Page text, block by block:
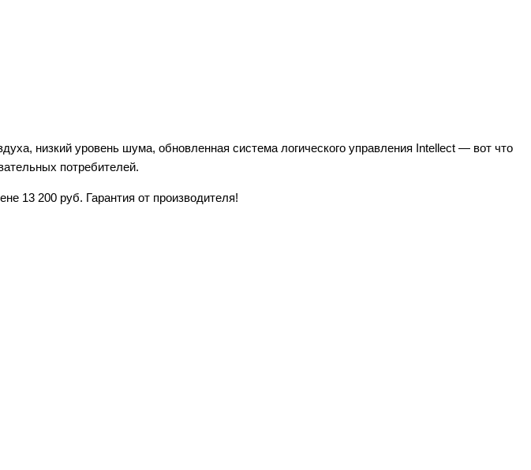
низкий уровень шума, обновленная система логического управления Intellect — вот что
потребителей.
13 200 руб. Гарантия от производителя!